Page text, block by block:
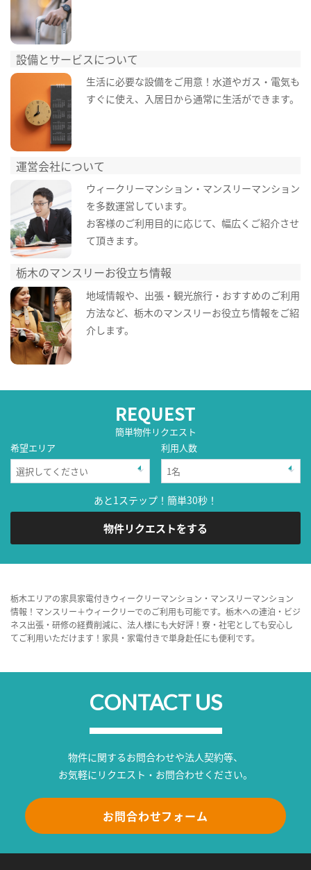
設備とサービスについて
生活に必要な設備をご用意！水道やガス・電気も
すぐに使え、入居日から通常に生活ができます。
運営会社について
ウィークリーマンション・マンスリーマンション
を多数運営しています。
お客様のご利用目的に応じて、幅広くご紹介させ
て頂きます。
栃木のマンスリーお役立ち情報
地域情報や、出張・観光旅行・おすすめのご利用
方法など、栃木のマンスリーお役立ち情報をご紹
介します。
REQUEST
簡単物件リクエスト
希望エリア
利用人数
あと1ステップ！簡単30秒！
物件リクエストをする
栃木エリアの家具家電付きウィークリーマンション・マンスリーマンション
情報！マンスリー＋ウィークリーでのご利用も可能です。栃木への連泊・ビジ
ネス出張・研修の経費削減に、法人様にも大好評！寮・社宅としても安心し
てご利用いただけます！家具・家電付きで単身赴任にも便利です。
CONTACT US
物件に関するお問合わせや法人契約等、
お気軽にリクエスト・お問合わせください。
お問合わせフォーム